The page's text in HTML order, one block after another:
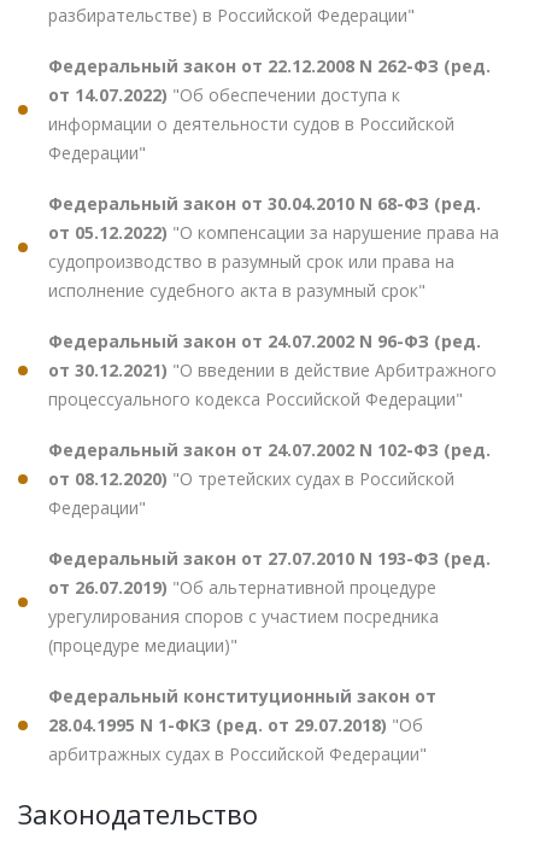
разбирательстве) в Российской Федерации"
Федеральный закон от 22.12.2008 N 262-ФЗ (ред.
от 14.07.2022) "Об обеспечении доступа к
информации о деятельности судов в Российской
Федерации"
Федеральный закон от 30.04.2010 N 68-ФЗ (ред.
от 05.12.2022) "О компенсации за нарушение права на
судопроизводство в разумный срок или права на
исполнение судебного акта в разумный срок"
Федеральный закон от 24.07.2002 N 96-ФЗ (ред.
от 30.12.2021) "О введении в действие Арбитражного
процессуального кодекса Российской Федерации"
Федеральный закон от 24.07.2002 N 102-ФЗ (ред.
от 08.12.2020) "О третейских судах в Российской
Федерации"
Федеральный закон от 27.07.2010 N 193-ФЗ (ред.
от 26.07.2019) "Об альтернативной процедуре
урегулирования споров с участием посредника
(процедуре медиации)"
Федеральный конституционный закон от
28.04.1995 N 1-ФКЗ (ред. от 29.07.2018) "Об
арбитражных судах в Российской Федерации"
Законодательство